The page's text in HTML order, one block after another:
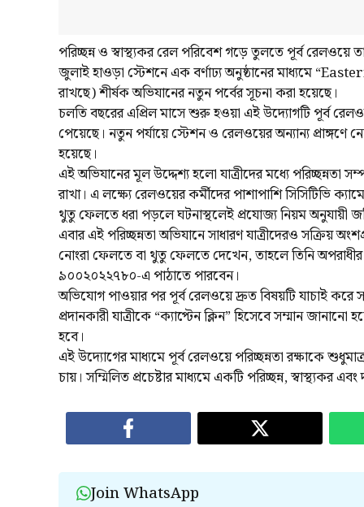
পরিচ্ছন্ন ও স্বাস্থ্যকর রেল পরিবেশ গড়ে তুলতে পূর্ব
জুলাই হাওড়া স্টেশনে এক বর্ণাঢ্য অনুষ্ঠানের মাধ্যমে
রাখছে) শীর্ষক অভিযানের নতুন পর্বের সূচনা করা হয়েছে।
চলতি বছরের এপ্রিল মাসে শুরু হওয়া এই উদ্যোগটি পূর্ব
পেয়েছে। নতুন পর্যায়ে স্টেশন ও রেলওয়ের অন্যান্য প্রাঙ্গণে
হয়েছে।
এই অভিযানের মূল উদ্দেশ্য হলো যাত্রীদের মধ্যে পরিচ্ছন্নতা
রাখা। এ লক্ষ্যে রেলওয়ের কর্মীদের পাশাপাশি সিসিটিভি
থুতু ফেলতে ধরা পড়লে ঘটনাস্থলেই প্রযোজ্য নিয়ম অনুযায়ী
এবার এই পরিচ্ছন্নতা অভিযানে সাধারণ যাত্রীদেরও সক্রিয়
নোংরা ফেলতে বা থুতু ফেলতে দেখেন, তাহলে তিনি
৯০০২০২২৭৮০-এ পাঠাতে পারবেন।
অভিযোগ পাওয়ার পর পূর্ব রেলওয়ে দ্রুত বিষয়টি যাচাই করে
প্রদানকারী যাত্রীকে “ক্যাপ্টেন ক্লিন” হিসেবে সম্মান
হবে।
এই উদ্যোগের মাধ্যমে পূর্ব রেলওয়ে পরিচ্ছন্নতা রক্ষাকে
চায়। সম্মিলিত প্রচেষ্টার মাধ্যমে একটি পরিচ্ছন্ন, স্বাস্থ্যকর
Join WhatsApp